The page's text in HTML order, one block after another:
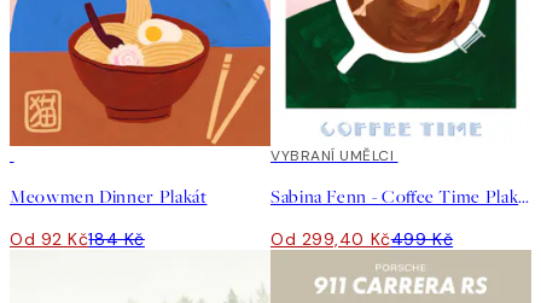
Meowmen Dinner Plakát
Od 92 Kč184 Kč
40%*
VYBRANÍ UMĚLCI
Sabina Fenn - Coffee Time Plakát
Od 299,40 Kč499 Kč